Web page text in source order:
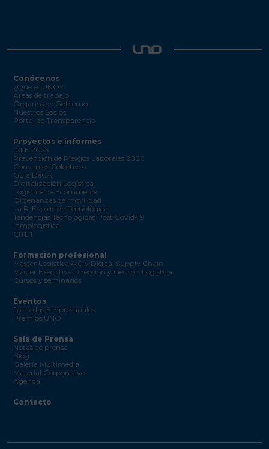
Conócenos
¿Qué es UNO?
Áreas de trabajo
Órganos de Gobierno
Nuestros Socios
Portal de Transparencia
Proyectos e informes
ICLE 2023
Prevención de Riesgos Laborales 2026
Convenios Colectivos
Guía DeCA
Digitalización Logística
Logística de Ecommerce
Ordenanzas de movilidad
La R-Evolución Tecnológica
Tendencias Tecnológicas Post Covid-19
Inmologística
CITET
Formación profesional
Máster Logística 4.0 y Digital Supply Chain
Máster Executive Dirección y Gestión Logística
Cursos y seminarios
Eventos
Jornadas Empresariales
Premios UNO
Sala de Prensa
Notas de prensa
Blog
Galería Multimedia
Material Corporativo
Agenda
Contacto